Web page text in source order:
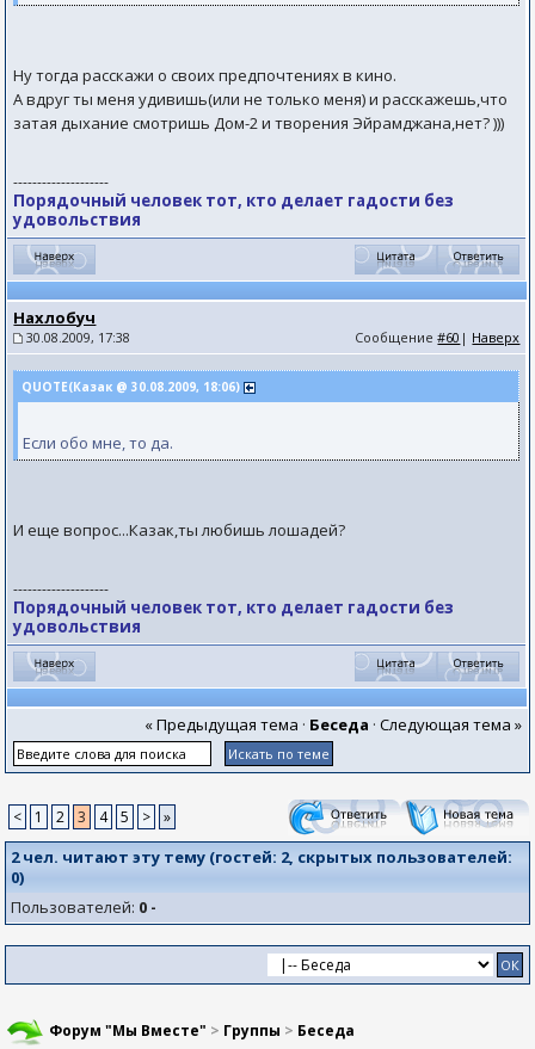
Ну тогда расскажи о своих предпочтениях в кино.
А вдруг ты меня удивишь(или не только меня) и расскажешь,что
затая дыхание смотришь Дом-2 и творения Эйрамджана,нет? )))
--------------------
Порядочный человек тот, кто делает гадости без
удовольствия
Нахлобуч
30.08.2009, 17:38 Сообщение#60 | Наверх
QUOTE(Казак @ 30.08.2009, 18:06)
Если обо мне, то да.
И еще вопрос...Казак,ты любишь лошадей?
--------------------
Порядочный человек тот, кто делает гадости без
удовольствия
« Предыдущая тема · Беседа · Следующая тема »
< 1 2 3 4 5 > »
2 чел. читают эту тему (гостей: 2, скрытых пользователей:
0)
Пользователей: 0 -
Форум "Мы Вместе" > Группы > Беседа